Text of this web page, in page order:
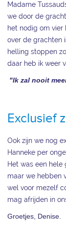
Madame
we door de
het nodig om
over de grachten
helling stoppen
daar heb ik weer
"Ik zal nooit
Exclusief
Ook zijn we nog
Hanneke per
Het was een
maar we hebben
wel voor mezelf
mag afrijden in
Groetjes, Denise.